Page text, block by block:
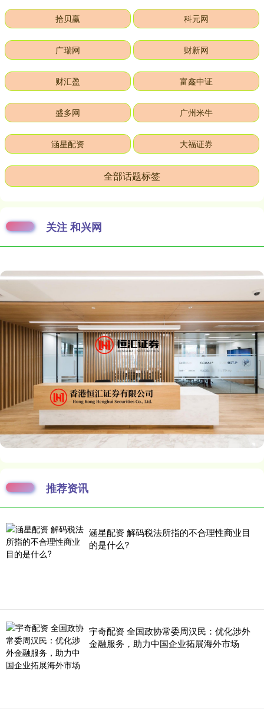
拾贝赢 科元网
广瑞网 财新网
财汇盈 富鑫中证
盛多网 广州米牛
涵星配资 大福证券
全部话题标签
关注 和兴网
推荐资讯
涵星配资 解码税法所指的不合理性商业目
的是什么?
宇奇配资 全国政协常委周汉民：优化涉外
金融服务，助力中国企业拓展海外市场